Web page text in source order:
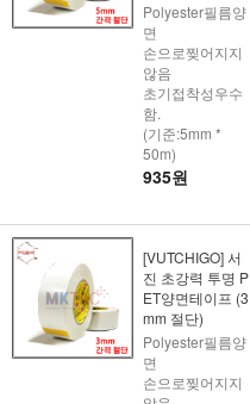
Polyester필름양
면
손으로찢어지지
않음
초기접착성우수
함.
(기준:5mm *
50m)
935원
[VUTCHIGO] 서
진 초강력 투명 P
ET양면테이프 (3
mm 절단)
Polyester필름양
면
손으로찢어지지